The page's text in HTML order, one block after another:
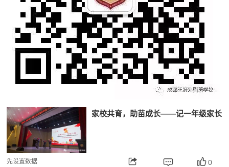
家校共育，助苗成长——记一年级家长
先设置数据 0